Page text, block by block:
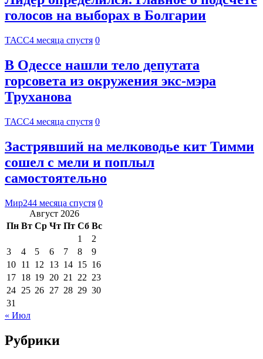
голосов на выборах в Болгарии
ТАСС4 месяца спустя 0
В Одессе нашли тело депутата
горсовета из окружения экс-мэра
Труханова
ТАСС4 месяца спустя 0
Застрявший на мелководье кит Тимми
сошел с мели и поплыл
самостоятельно
Мир244 месяца спустя 0
Август 2026
Пн Вт Ср Чт Пт Сб Вс
1
2
3
4 5 6 7 8
9
10 11 12 13 14 15 16
17 18 19 20 21 22 23
24 25 26 27 28 29 30
31
« Июл
Рубрики